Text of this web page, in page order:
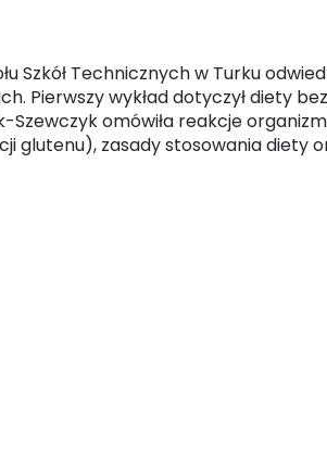
Szkół Technicznych w Turku
Pierwszy wykład dotyczył diety
omówiła reakcje
glutenu), zasady stosowania diety
zawartości artykułu: Jeść